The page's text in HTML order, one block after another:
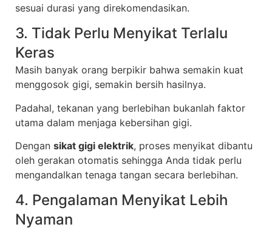
sesuai durasi yang direkomendasikan.
3. Tidak Perlu Menyikat Terlalu
Keras
Masih banyak orang berpikir bahwa semakin kuat
menggosok gigi, semakin bersih hasilnya.
Padahal, tekanan yang berlebihan bukanlah faktor
utama dalam menjaga kebersihan gigi.
Dengan sikat gigi elektrik, proses menyikat dibantu
oleh gerakan otomatis sehingga Anda tidak perlu
mengandalkan tenaga tangan secara berlebihan.
4. Pengalaman Menyikat Lebih
Nyaman